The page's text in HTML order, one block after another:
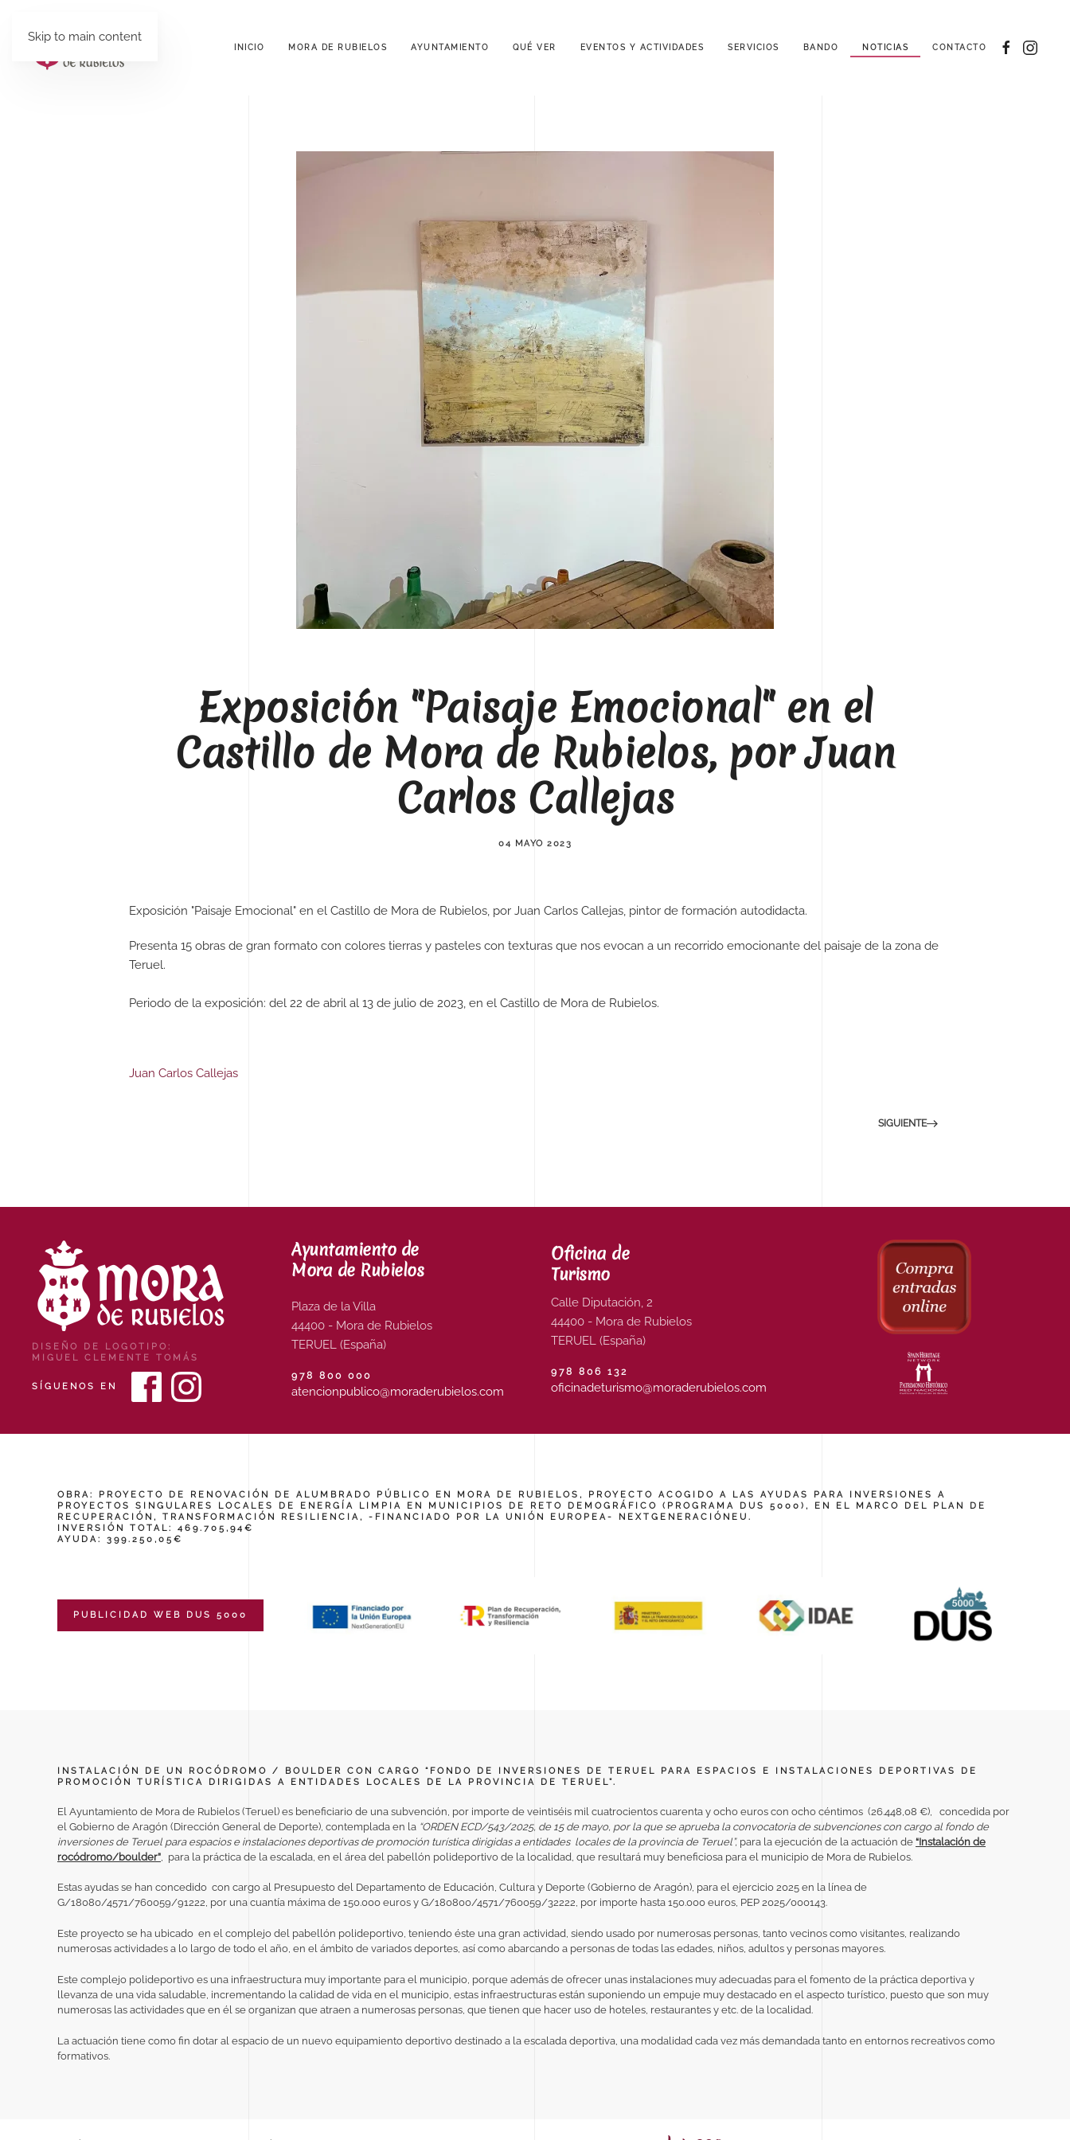
Skip to main content
INICIO MORA DE RUBIELOS AYUNTAMIENTO QUÉ VER EVENTOS Y ACTIVIDADES SERVICIOS BANDO NOTICIAS CONTACTO
Exposición "Paisaje Emocional" en el
Castillo de Mora de Rubielos, por Juan
Carlos Callejas
04 MAYO 2023
Exposición "Paisaje Emocional" en el Castillo de Mora de Rubielos, por Juan Carlos Callejas, pintor de formación autodidacta.
Presenta 15 obras de gran formato con colores tierras y pasteles con texturas que nos evocan a un recorrido emocionante del paisaje de la zona de
Teruel.
Periodo de la exposición: del 22 de abril al 13 de julio de 2023, en el Castillo de Mora de Rubielos.
Juan Carlos Callejas
SIGUIENTE
DISEÑO DE LOGOTIPO:
MIGUEL CLEMENTE TOMÁS
SÍGUENOS EN
Ayuntamiento de
Mora de Rubielos
Plaza de la Villa
44400 - Mora de Rubielos
TERUEL (España)
978 800 000
atencionpublico@moraderubielos.com
Oficina de
Turismo
Calle Diputación, 2
44400 - Mora de Rubielos
TERUEL (España)
978 806 132
oficinadeturismo@moraderubielos.com
OBRA: PROYECTO DE RENOVACIÓN DE ALUMBRADO PÚBLICO EN MORA DE RUBIELOS, PROYECTO ACOGIDO A LAS AYUDAS PARA INVERSIONES A
PROYECTOS SINGULARES LOCALES DE ENERGÍA LIMPIA EN MUNICIPIOS DE RETO DEMOGRÁFICO (PROGRAMA DUS 5000), EN EL MARCO DEL PLAN DE
RECUPERACIÓN, TRANSFORMACIÓN RESILIENCIA, -FINANCIADO POR LA UNIÓN EUROPEA- NEXTGENERACIÓNEU.
INVERSIÓN TOTAL: 469.705,94€
AYUDA: 399.250,05€
PUBLICIDAD WEB DUS 5000
INSTALACIÓN DE UN ROCÓDROMO / BOULDER CON CARGO “FONDO DE INVERSIONES DE TERUEL PARA ESPACIOS E INSTALACIONES DEPORTIVAS DE
PROMOCIÓN TURÍSTICA DIRIGIDAS A ENTIDADES LOCALES DE LA PROVINCIA DE TERUEL”.
El Ayuntamiento de Mora de Rubielos (Teruel) es beneficiario de una subvención, por importe de veintiséis mil cuatrocientos cuarenta y ocho euros con ocho céntimos (26.448,08 €), concedida por
el Gobierno de Aragón (Dirección General de Deporte), contemplada en la “ORDEN ECD/543/2025, de 15 de mayo, por la que se aprueba la convocatoria de subvenciones con cargo al fondo de
inversiones de Teruel para espacios e instalaciones deportivas de promoción turística dirigidas a entidades locales de la provincia de Teruel”, para la ejecución de la actuación de “Instalación de
rocódromo/boulder”, para la práctica de la escalada, en el área del pabellón polideportivo de la localidad, que resultará muy beneficiosa para el municipio de Mora de Rubielos.
Estas ayudas se han concedido con cargo al Presupuesto del Departamento de Educación, Cultura y Deporte (Gobierno de Aragón), para el ejercicio 2025 en la línea de
G/18080/4571/760059/91222, por una cuantía máxima de 150.000 euros y G/180800/4571/760059/32222, por importe hasta 150.000 euros, PEP 2025/000143.
Este proyecto se ha ubicado en el complejo del pabellón polideportivo, teniendo éste una gran actividad, siendo usado por numerosas personas, tanto vecinos como visitantes, realizando
numerosas actividades a lo largo de todo el año, en el ámbito de variados deportes, así como abarcando a personas de todas las edades, niños, adultos y personas mayores.
Este complejo polideportivo es una infraestructura muy importante para el municipio, porque además de ofrecer unas instalaciones muy adecuadas para el fomento de la práctica deportiva y
llevanza de una vida saludable, incrementando la calidad de vida en el municipio, estas infraestructuras están suponiendo un empuje muy destacado en el aspecto turístico, puesto que son muy
numerosas las actividades que en él se organizan que atraen a numerosas personas, que tienen que hacer uso de hoteles, restaurantes y etc. de la localidad.
La actuación tiene como fin dotar al espacio de un nuevo equipamiento deportivo destinado a la escalada deportiva, una modalidad cada vez más demandada tanto en entornos recreativos como
formativos.